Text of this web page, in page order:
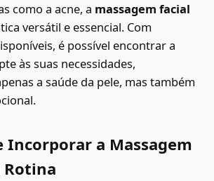
como a acne, a massagem facial
versátil e essencial. Com
é possível encontrar a
às suas necessidades,
a saúde da pele, mas também
Incorporar a Massagem
Rotina